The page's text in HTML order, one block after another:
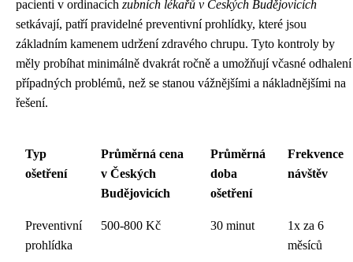
pacienti v ordinacích zubních lékařů v Českých Budějovicích
setkávají, patří pravidelné preventivní prohlídky, které jsou
základním kamenem udržení zdravého chrupu. Tyto kontroly by
měly probíhat minimálně dvakrát ročně a umožňují včasné odhalení
případných problémů, než se stanou vážnějšími a nákladnějšími na
řešení.
Typ
ošetření
Průměrná cena
v Českých
Budějovicích
Průměrná
doba
ošetření
Frekvence
návštěv
Preventivní
prohlídka
500-800 Kč 30 minut
1x za 6
měsíců